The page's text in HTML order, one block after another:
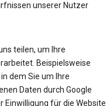
unserer Nutzer
teilen, um Ihre
Beispielsweise
dem Sie um Ihre
Daten durch Google
Einwilligung für die Website